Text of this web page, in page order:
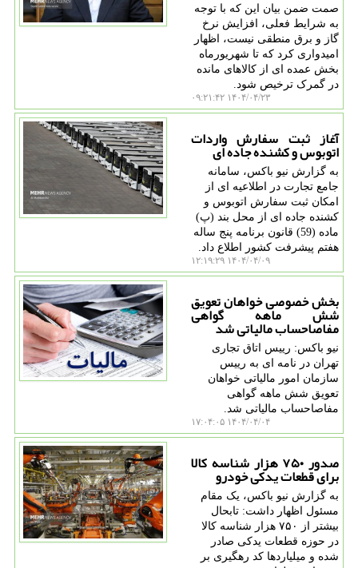
صمت ضمن بیان این که با توجه
به شرایط فعلی، افزایش نرخ
گاز و برق منطقی نیست، اظهار
امیدواری کرد که تا شهریورماه
بخش عمده ای از کالاهای مانده
در گمرک ترخیص شود.
۱۴۰۴/۰۴/۲۳ ۰۹:۲۱:۴۲
آغاز ثبت سفارش واردات
اتوبوس و کشنده جاده ای
به گزارش نیو باکس، سامانه
جامع تجارت در اطلاعیه ای از
امکان ثبت سفارش اتوبوس و
کشنده جاده ای از محل بند (پ)
ماده (59) قانون برنامه پنج ساله
هفتم پیشرفت کشور اطلاع داد.
۱۴۰۴/۰۴/۰۹ ۱۲:۱۹:۲۹
بخش خصوصی خواهان تعویق
شش ماهه گواهی
مفاصاحساب مالیاتی شد
نیو باکس: رییس اتاق تجاری
تهران در نامه ای به رییس
سازمان امور مالیاتی خواهان
تعویق شش ماهه گواهی
مفاصاحساب مالیاتی شد.
۱۴۰۴/۰۴/۰۴ ۱۷:۰۴:۰۵
صدور ۷۵۰ هزار شناسه کالا
برای قطعات یدکی خودرو
به گزارش نیو باکس، یک مقام
مسئول اظهار داشت: تابحال
بیشتر از ۷۵۰ هزار شناسه کالا
در حوزه قطعات یدکی صادر
شده و میلیاردها کد رهگیری بر